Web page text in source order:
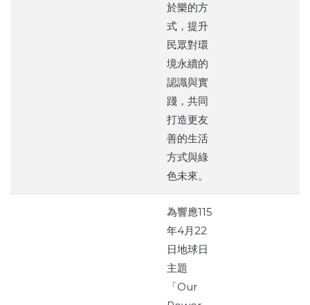
於樂的方
式，提升
民眾對環
境永續的
認識與實
踐，共同
打造更友
善的生活
方式與綠
色未來。
為響應115
年4月22
日地球日
主題
「Our